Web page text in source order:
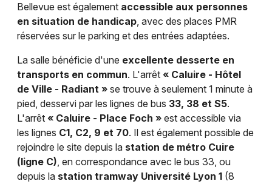
Bellevue est également accessible aux personnes
en situation de handicap, avec des places PMR
réservées sur le parking et des entrées adaptées.
La salle bénéficie d'une excellente desserte en
transports en commun. L'arrêt « Caluire - Hôtel
de Ville - Radiant » se trouve à seulement 1 minute à
pied, desservi par les lignes de bus 33, 38 et S5.
L'arrêt « Caluire - Place Foch » est accessible via
les lignes C1, C2, 9 et 70. Il est également possible de
rejoindre le site depuis la station de métro Cuire
(ligne C), en correspondance avec le bus 33, ou
depuis la station tramway Université Lyon 1 (8